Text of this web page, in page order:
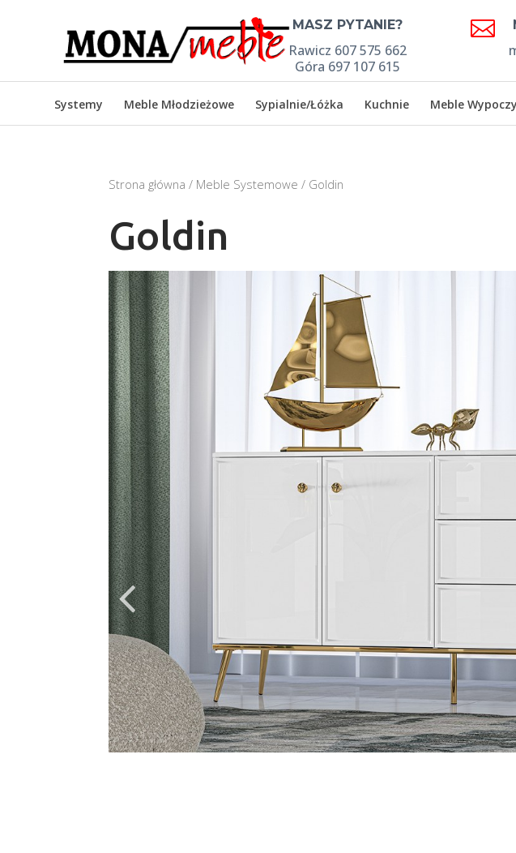
 MASZ PYTANIE?
Rawicz 607 575 662
Góra 697 107 615

Systemy Meble Młodzieżowe Sypialnie/Łóżka Kuchnie Meble
Strona główna / Meble Systemowe / Goldin
Goldin